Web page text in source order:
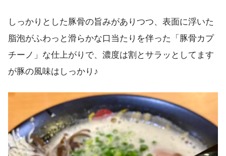
しっかりとした豚骨の旨みがありつつ、表面に浮いた
脂泡がふわっと滑らかな口当たりを伴った「豚骨カプ
チーノ」な仕上がりで、濃度は割とサラッとしてます
が豚の風味はしっかり♪